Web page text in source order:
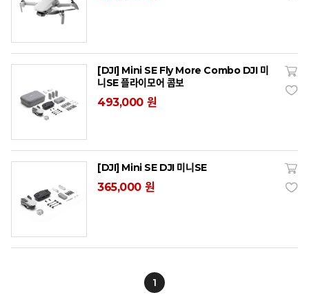
[DJI] Mini SE Fly More Combo DJI 미
니SE 플라이모어 콤보
493,000 원
[DJI] Mini SE DJI 미니SE
365,000 원
1